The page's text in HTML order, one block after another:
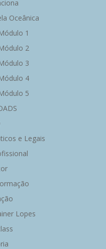
Oceânica
1
2
3
4
5
e Legais
Lopes